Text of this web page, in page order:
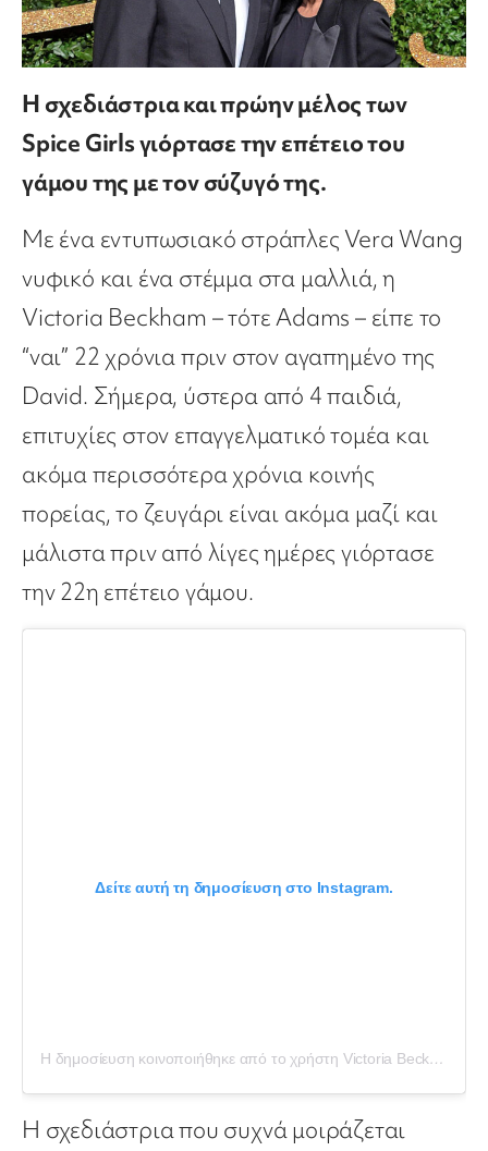
Η σχεδιάστρια και πρώην μέλος των
Spice Girls γιόρτασε την επέτειο του
γάμου της με τον σύζυγό της.
Με ένα εντυπωσιακό στράπλες Vera Wang
νυφικό και ένα στέμμα στα μαλλιά, η
Victoria Beckham – τότε Adams – είπε το
“ναι” 22 χρόνια πριν στον αγαπημένο της
David. Σήμερα, ύστερα από 4 παιδιά,
επιτυχίες στον επαγγελματικό τομέα και
ακόμα περισσότερα χρόνια κοινής
πορείας, το ζευγάρι είναι ακόμα μαζί και
μάλιστα πριν από λίγες ημέρες γιόρτασε
την 22η επέτειο γάμου.
Δείτε αυτή τη δημοσίευση στο Instagram.
Η δημοσίευση κοινοποιήθηκε από το χρήστη Victoria Beckham (@victoriabeckham)
Η σχεδιάστρια που συχνά μοιράζεται